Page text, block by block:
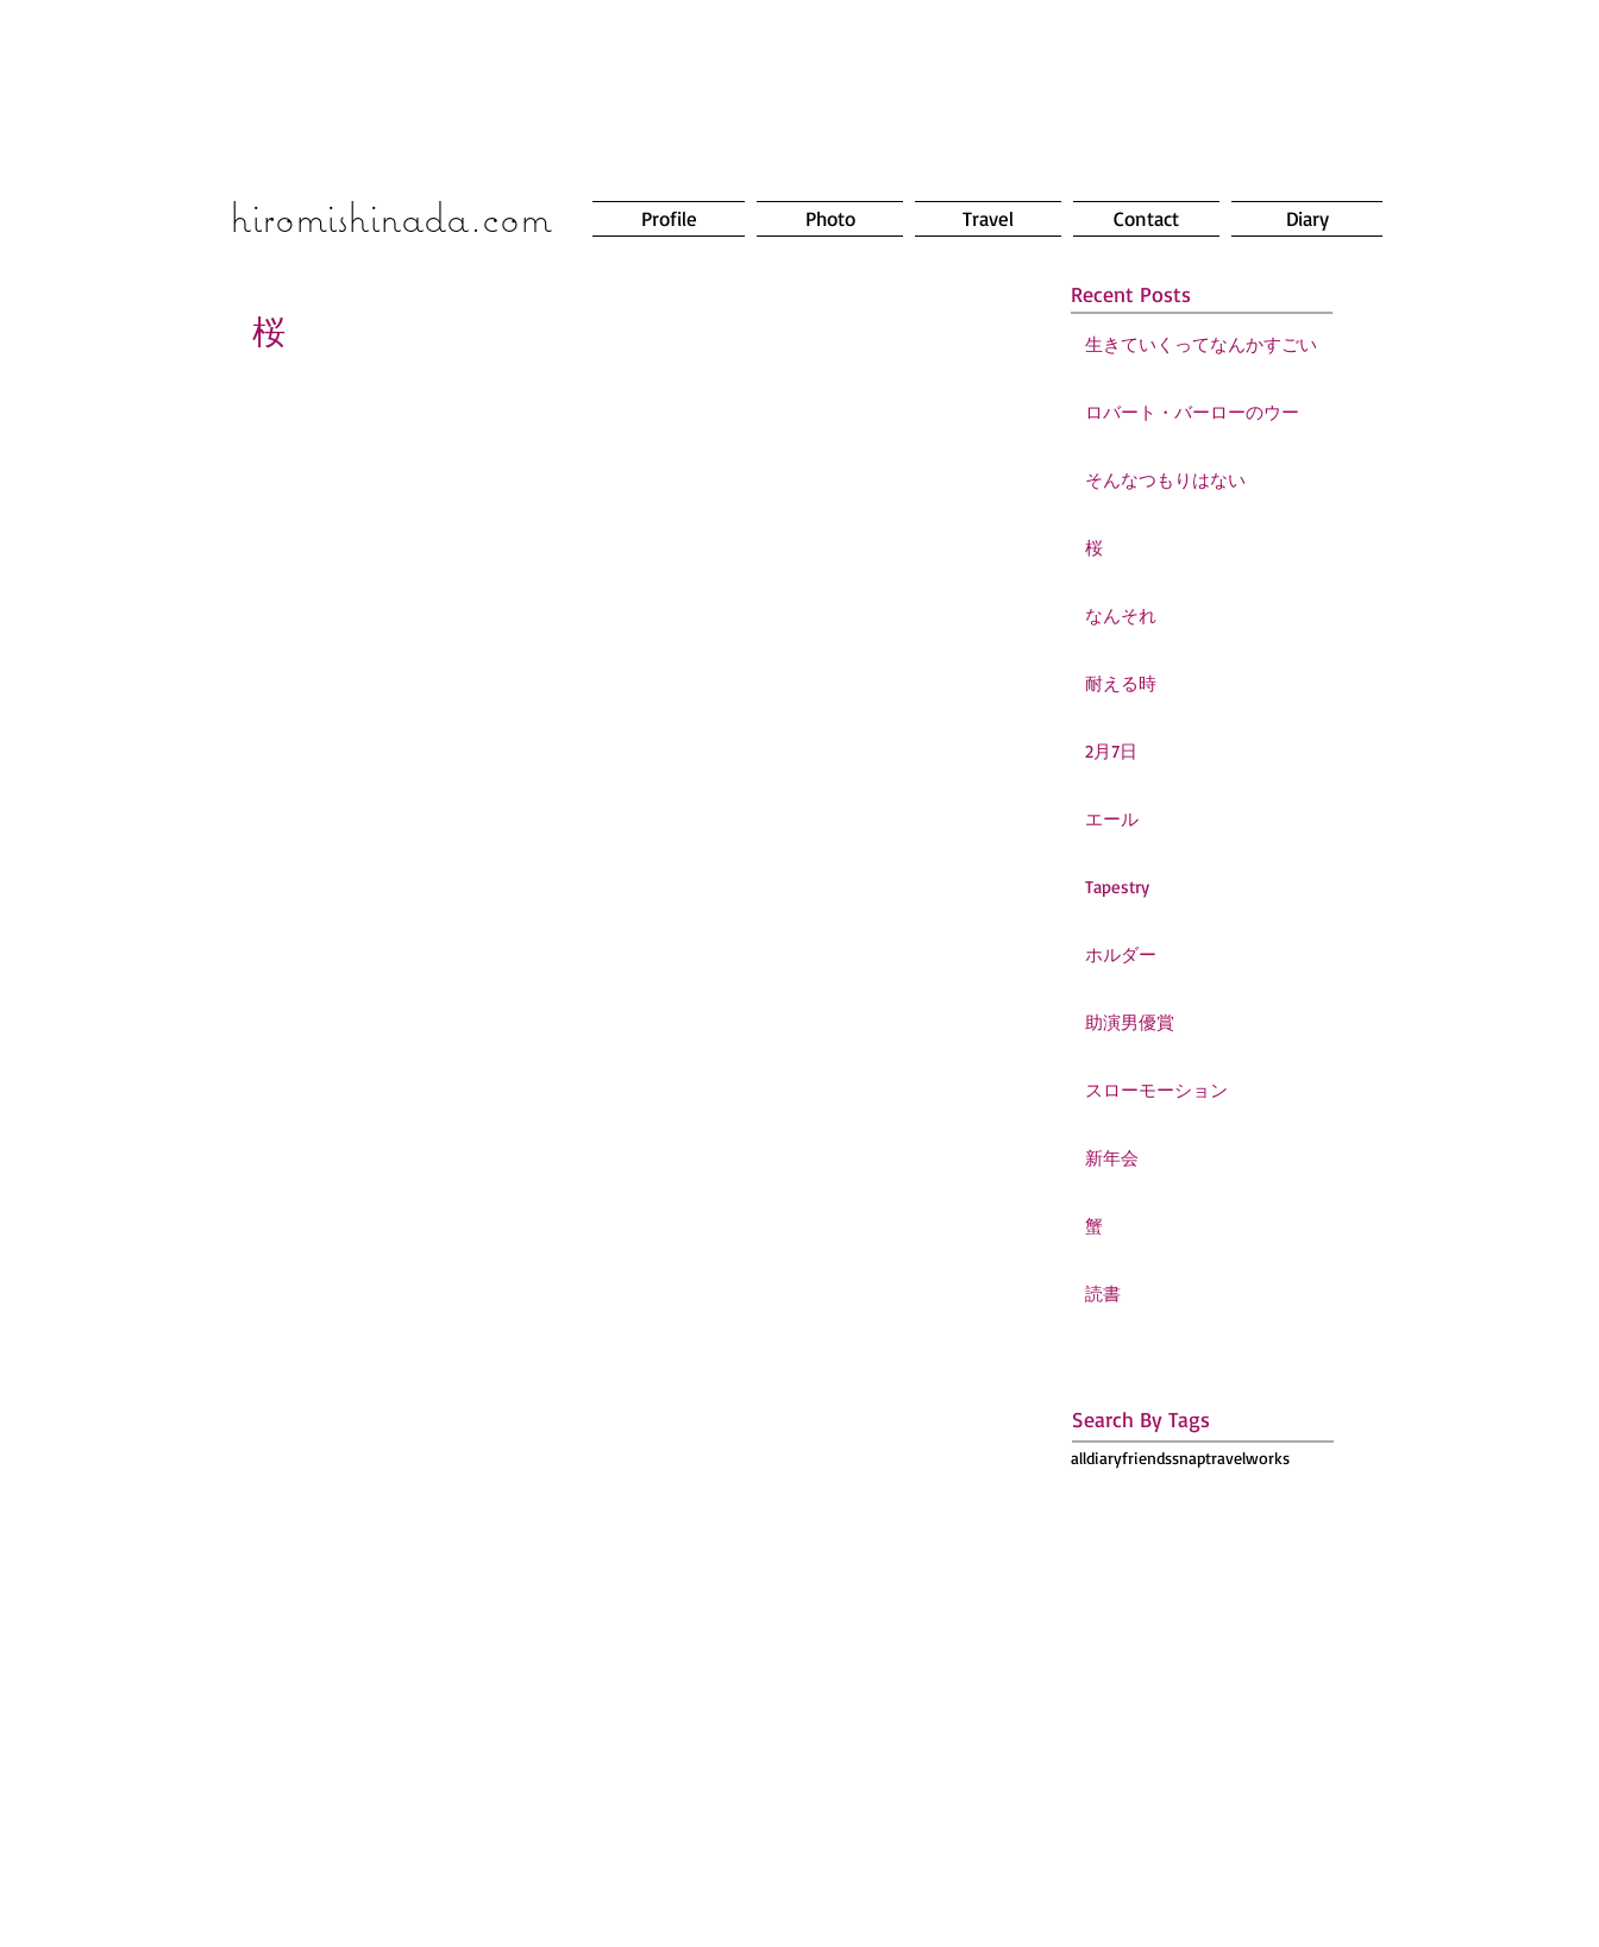
​​​​​​​hiromishinada.com Profile Photo Travel Contact Diary
桜
Recent Posts
生きていくってなんかすごい
ロバート・バーローのウー
そんなつもりはない
桜
なんそれ
耐える時
2月7日
エール
Tapestry
ホルダー
助演男優賞
スローモーション
新年会
蟹
読書
Search By Tags
alldiaryfriendssnaptravelworks